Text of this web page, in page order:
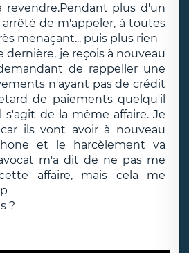
revendre.Pendant plus d'un
de m'appeler, à toutes
menaçant... puis plus rien
dernière, je reçois à nouveau
de rappeller une
n'ayant pas de crédit
de paiements quelqu'il
de la même affaire. Je
ils vont avoir à nouveau
et le harcèlement va
m'a dit de ne pas me
affaire, mais cela me
?